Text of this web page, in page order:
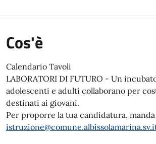
Cos'è
Calendario Tavoli
LABORATORI DI FUTURO - Un
adolescenti e adulti collaborano per
destinati ai giovani.
Per proporre la tua candidatura, manda